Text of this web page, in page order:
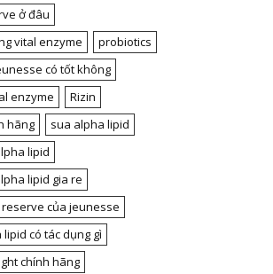
ở đâu
vital enzyme
probiotics
có tốt không
enzyme
Rizin
hãng
sua alpha lipid
lipid
lipid gia re
reserve của jeunesse
có tác dụng gì
chính hãng